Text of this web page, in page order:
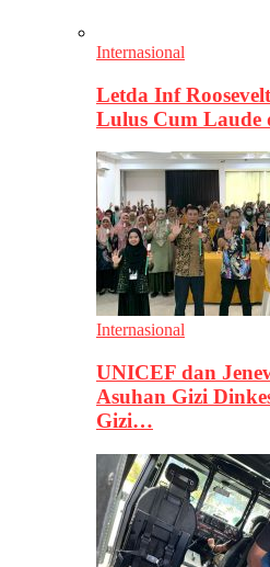
Internasional
Letda Inf
Lulus Cum Laude
Internasional
UNICEF dan
Asuhan Gizi
Gizi…